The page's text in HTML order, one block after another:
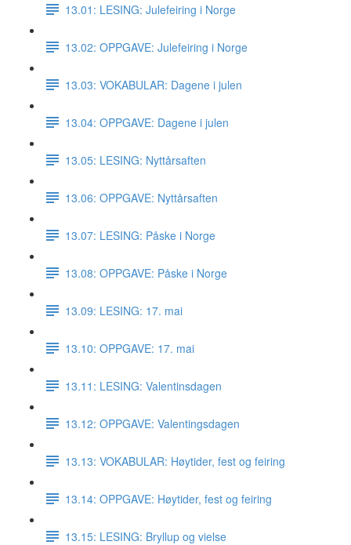
13.01: LESING: Julefeiring i Norge
13.02: OPPGAVE: Julefeiring i Norge
13.03: VOKABULAR: Dagene i julen
13.04: OPPGAVE: Dagene i julen
13.05: LESING: Nyttårsaften
13.06: OPPGAVE: Nyttårsaften
13.07: LESING: Påske i Norge
13.08: OPPGAVE: Påske i Norge
13.09: LESING: 17. mai
13.10: OPPGAVE: 17. mai
13.11: LESING: Valentinsdagen
13.12: OPPGAVE: Valentingsdagen
13.13: VOKABULAR: Høytider, fest og feiring
13.14: OPPGAVE: Høytider, fest og feiring
13.15: LESING: Bryllup og vielse